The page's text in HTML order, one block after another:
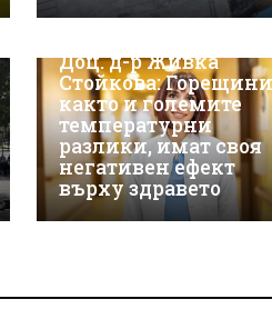
Доц. д-р Живка
Стойкова:
както и големите
температурни
разлики, имат своя
негативен ефект
върху здравето